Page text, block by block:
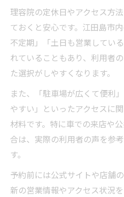
理容院の定休日やアクセス方
ておくと安心です。江田島市
不定期」「土日も営業してい
れていることもあり、利用者
た選択がしやすくなります。
また、「駐車場が広くて便利
やすい」といったアクセスに
材料です。特に車での来店や
合は、実際の利用者の声を参
す。
予約前には公式サイトや店舗
新の営業情報やアクセス状況